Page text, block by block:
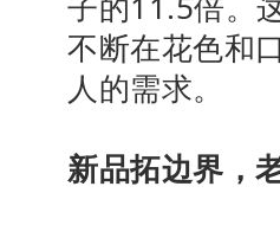
不断在花色和
人的需求。
新品拓边界，